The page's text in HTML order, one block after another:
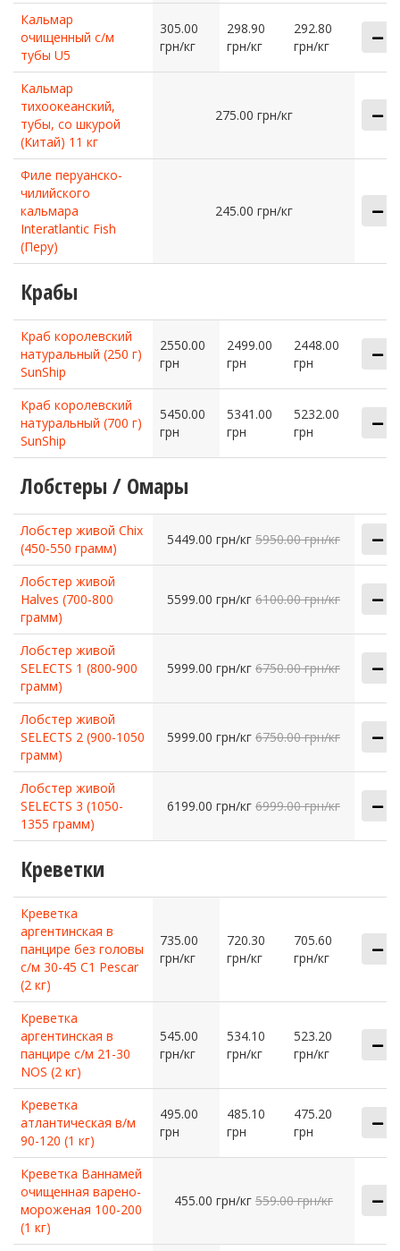
Кальмар
очищенный с/м
тубы U5
305.00
грн/кг
298.90
грн/кг
292.80
грн/кг
Кальмар
тихоокеанский,
тубы, со шкурой
(Китай) 11 кг
275.00 грн/кг
Филе перуанско-
чилийского
кальмара
Interatlantic Fish
(Перу)
245.00 грн/кг
Крабы
Краб королевский
натуральный (250 г)
SunShip
2550.00
грн
2499.00
грн
2448.00
грн
Краб королевский
натуральный (700 г)
SunShip
5450.00
грн
5341.00
грн
5232.00
грн
Лобстеры / Омары
Лобстер живой Chix
(450-550 грамм)
5449.00 грн/кг 5950.00 грн/кг
Лобстер живой
Halves (700-800
грамм)
5599.00 грн/кг 6100.00 грн/кг
Лобстер живой
SELECTS 1 (800-900
грамм)
5999.00 грн/кг 6750.00 грн/кг
Лобстер живой
SELECTS 2 (900-1050
грамм)
5999.00 грн/кг 6750.00 грн/кг
Лобстер живой
SELECTS 3 (1050-
1355 грамм)
6199.00 грн/кг 6999.00 грн/кг
Креветки
Креветка
аргентинская в
панцире без головы
с/м 30-45 C1 Pescar
(2 кг)
735.00
грн/кг
720.30
грн/кг
705.60
грн/кг
Креветка
аргентинская в
панцире с/м 21-30
NOS (2 кг)
545.00
грн/кг
534.10
грн/кг
523.20
грн/кг
Креветка
атлантическая в/м
90-120 (1 кг)
495.00
грн
485.10
грн
475.20
грн
Креветка Ваннамей
очищенная варено-
мороженая 100-200
(1 кг)
455.00 грн/кг 559.00 грн/кг